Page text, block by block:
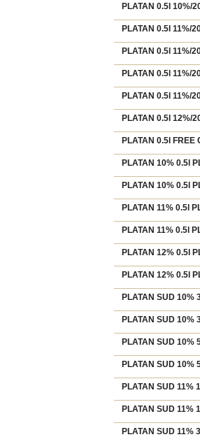
PLATAN 0.5l 10%/
PLATAN 0.5l 11%/
PLATAN 0.5l 11%/
PLATAN 0.5l 11%/
PLATAN 0.5l 11%/
PLATAN 0.5l 12%/
PLATAN 0.5l FREE
PLATAN 10% 0.5l
PLATAN 10% 0.5l
PLATAN 11% 0.5l
PLATAN 11% 0.5l
PLATAN 12% 0.5l
PLATAN 12% 0.5l
PLATAN SUD 10%
PLATAN SUD 10%
PLATAN SUD 10%
PLATAN SUD 10%
PLATAN SUD 11%
PLATAN SUD 11%
PLATAN SUD 11%